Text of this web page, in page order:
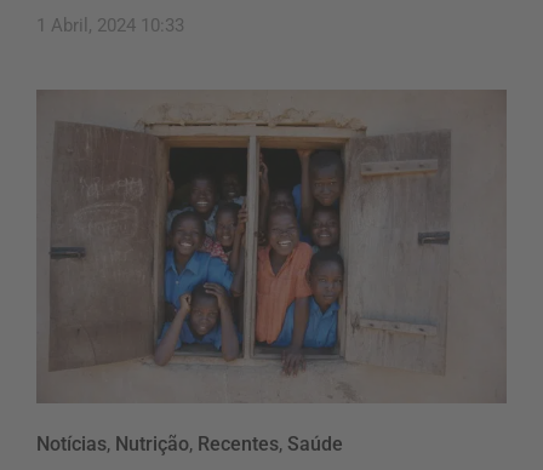
1 Abril, 2024 10:33
Notícias, Nutrição, Recentes, Saúde